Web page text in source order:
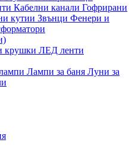
Кабелни канали Гофрирани
кутии Звънци Фенери и
крушки ЛЕД ленти
Лампи за баня Луни за